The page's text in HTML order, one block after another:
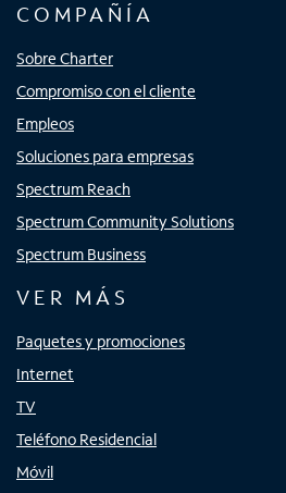
COMPAÑÍA
Sobre Charter
Compromiso con el cliente
Empleos
Soluciones para empresas
Spectrum Reach
Spectrum Community Solutions
Spectrum Business
VER MÁS
Paquetes y promociones
Internet
TV
Teléfono Residencial
Móvil